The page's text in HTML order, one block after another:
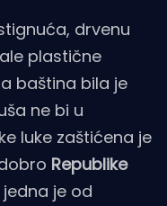
drvenu
plastične
baština bila je
ne bi u
luke zaštićena je
Republike
jedna je od